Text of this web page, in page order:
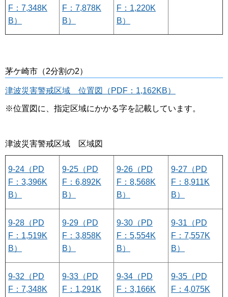
F：7,348K
B）
F：7,878K
B）
F：1,220K
B）
茅ケ崎市（2分割の2）
津波災害警戒区域 位置図（PDF：1,162KB）
※位置図に、指定区域にかかる字を記載しています。
津波災害警戒区域 区域図
9-24（PD
F：3,396K
B）
9-25（PD
F：6,892K
B）
9-26（PD
F：8,568K
B）
9-27（PD
F：8,911K
B）
9-28（PD
F：1,519K
B）
9-29（PD
F：3,858K
B）
9-30（PD
F：5,554K
B）
9-31（PD
F：7,557K
B）
9-32（PD
F：7,348K
9-33（PD
F：1,291K
9-34（PD
F：3,166K
9-35（PD
F：4,075K